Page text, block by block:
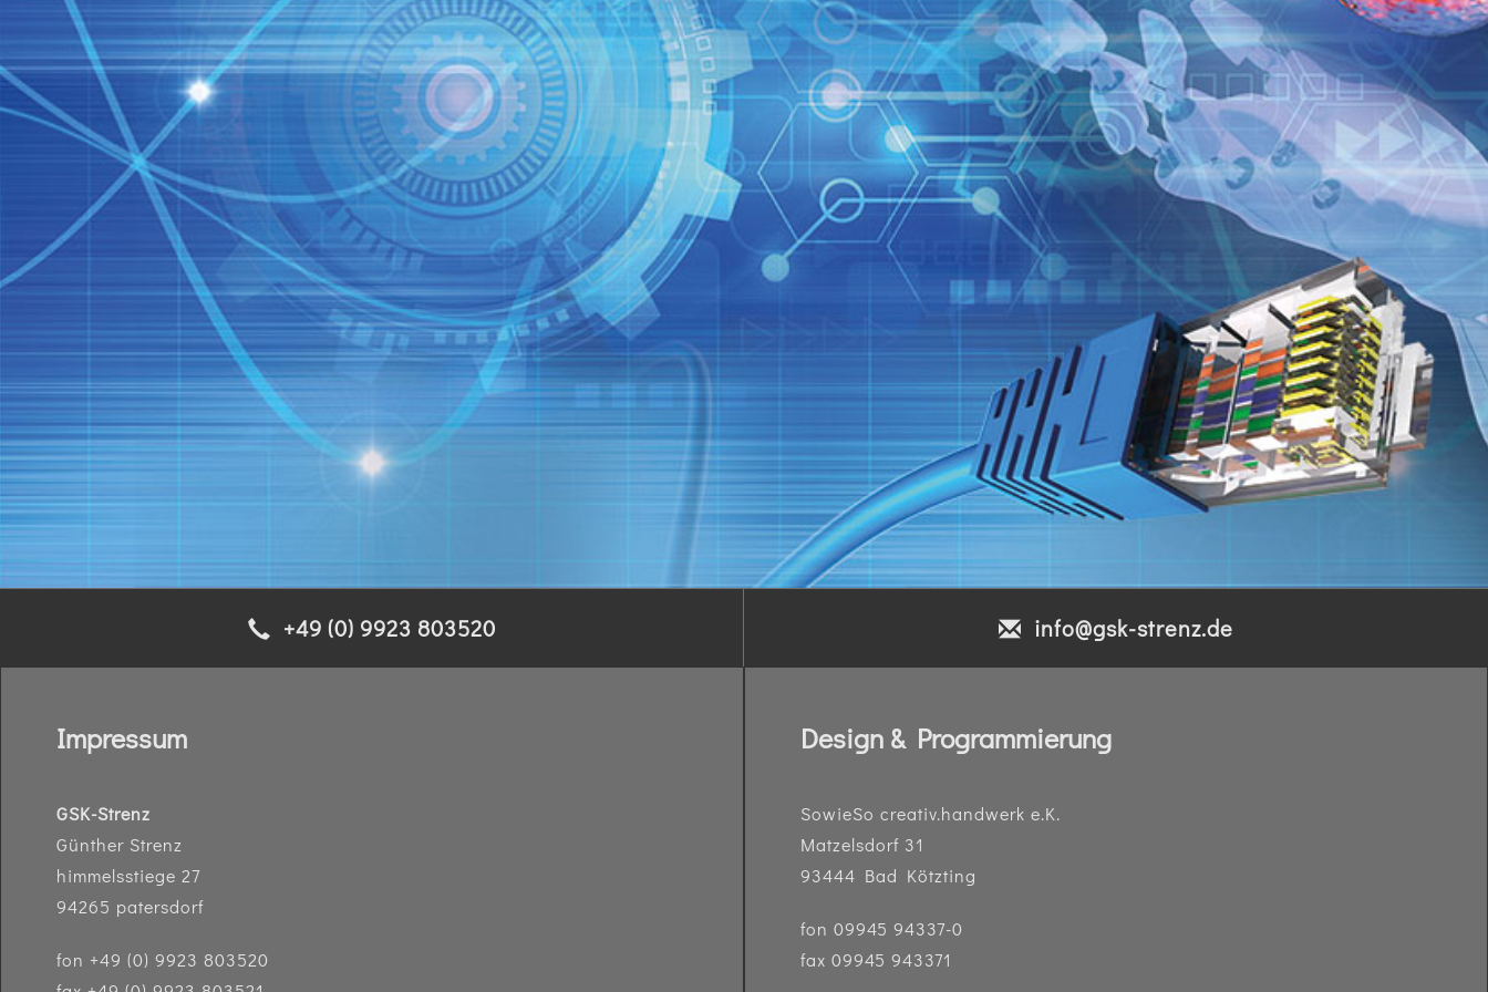
+49 (0) 9923 803520 info@gsk-strenz.de
Impressum
GSK-Strenz
Günther Strenz
himmelsstiege 27
94265 patersdorf
fon +49 (0) 9923 803520
Design & Programmierung
SowieSo creativ.handwerk e.K.
Matzelsdorf 31
93444 Bad Kötzting
fon 09945 94337-0
fax 09945 943371